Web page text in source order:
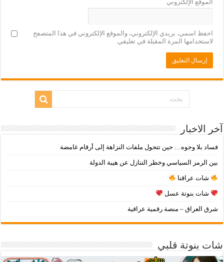
الموقع الإلكتروني
احفظ اسمي، بريدي الإلكتروني، والموقع الإلكتروني في هذا المتصفح
لاستخدامها المرة المقبلة في تعليقي.
آخر الاخبار
فساد بلا وجوه… حين تتحول ملفات النزاهة إلى أرقام غامضة
بين الرمز السياسي وخطر التنازل عن هيبة الدولة
شات عراقنا
شات بنوتة عسل
شرق العراق – منصة رقمية عراقية
شات بنوتة قلبي